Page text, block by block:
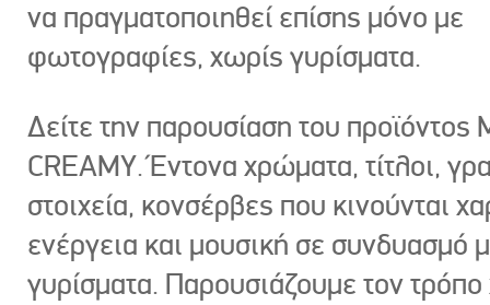
να πραγματοποιηθεί επίσης μόνο με
φωτογραφίες, χωρίς γυρίσματα.
Δείτε την παρουσίαση του προϊόντος
CREAMY. Έντονα χρώματα, τίτλοι,
στοιχεία, κονσέρβες που κινούνται
ενέργεια και μουσική σε συνδυασμό
γυρίσματα. Παρουσιάζουμε τον